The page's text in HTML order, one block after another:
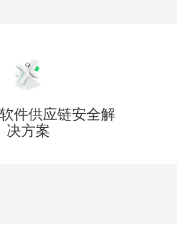
件供应链安全解
决方案